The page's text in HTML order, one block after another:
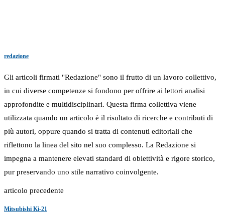
redazione
Gli articoli firmati "Redazione" sono il frutto di un lavoro collettivo,
in cui diverse competenze si fondono per offrire ai lettori analisi
approfondite e multidisciplinari. Questa firma collettiva viene
utilizzata quando un articolo è il risultato di ricerche e contributi di
più autori, oppure quando si tratta di contenuti editoriali che
riflettono la linea del sito nel suo complesso. La Redazione si
impegna a mantenere elevati standard di obiettività e rigore storico,
pur preservando uno stile narrativo coinvolgente.
articolo precedente
Mitsubishi Ki-21